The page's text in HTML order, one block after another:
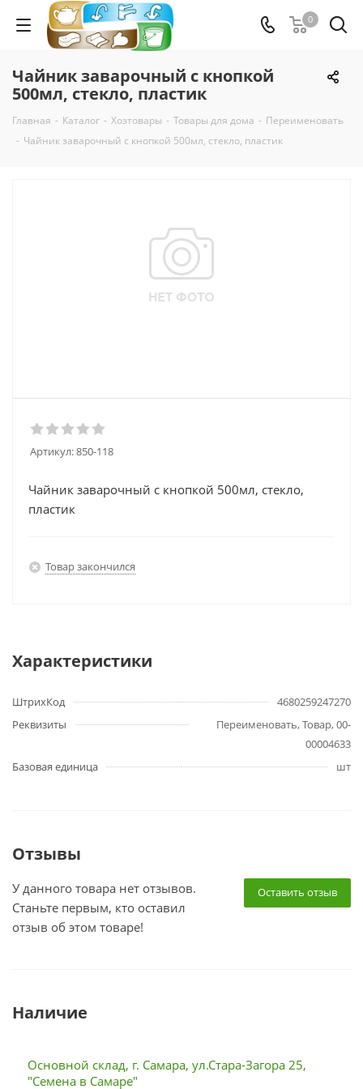
0
Чайник заварочный с кнопкой
500мл, стекло, пластик
Главная - Каталог - Хозтовары - Товары для дома - Переименовать
- Чайник заварочный с кнопкой 500мл, стекло, пластик
Артикул:850-118
Чайник заварочный с кнопкой 500мл, стекло,
пластик
Товар закончился
Характеристики
ШтрихКод
4680259247270
Реквизиты
Переименовать, Товар, 00-
00004633
Базовая единица
шт
Отзывы
Оставить отзыв
У данного товара нет отзывов.
Станьте первым, кто оставил
отзыв об этом товаре!
Наличие
Основной склад, г. Самара, ул.Стара-Загора 25,
"Семена в Самаре"